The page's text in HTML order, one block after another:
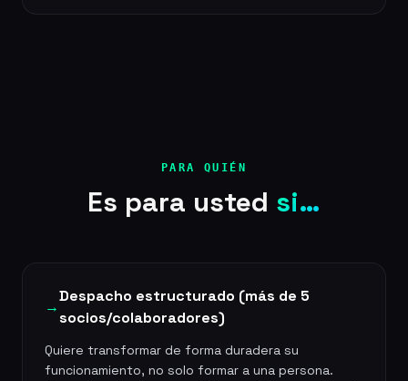
PARA QUIÉN
Es para usted si…
→
Despacho estructurado (más de 5
socios/colaboradores)
Quiere transformar de forma duradera su
funcionamiento, no solo formar a una persona.